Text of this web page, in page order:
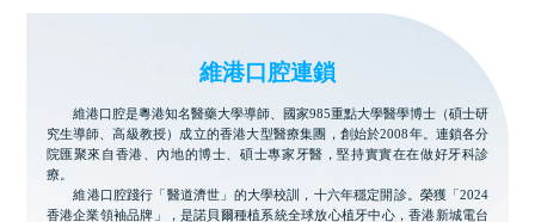
維港口腔連鎖
維港口腔是粵港知名醫藥大學導師、國家985重點大學醫學博士（碩士研
究生導師、高級教授）成立的香港大型醫療集團，創始於2008年。連鎖各分
院匯聚來自香港、內地的博士、碩士專家牙醫，堅持實實在在做好牙科診
療。
維港口腔踐行「醫道濟世」的大學校訓，十六年穩定開診。榮獲「2024
香港企業領袖品牌」，是諾貝爾種植系統全球放心植牙中心，香港新城電台